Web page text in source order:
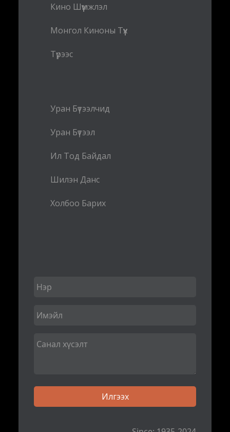
Кино Шүүмжлэл
Монгол Киноны Түүх
Түрээс
Уран Бүтээлчид
Уран Бүтээл
Ил Тод Байдал
Шилэн Данс
Холбоо Барих